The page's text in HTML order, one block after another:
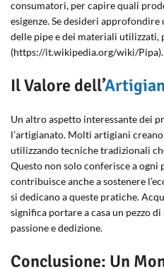
consumatori, per capire quali
esigenze. Se desideri
delle pipe e dei materiali
(https://it.wikipedia.org/wiki/Pipa).
Il Valore dell’
Un altro aspetto interessante dei
l’artigianato. Molti artigiani
utilizzando tecniche tradizionali
Questo non solo conferisce a ogni
contribuisce anche a sostenere
si dedicano a queste pratiche.
significa portare a casa un pezzo
passione e dedizione.
Conclusione: Un